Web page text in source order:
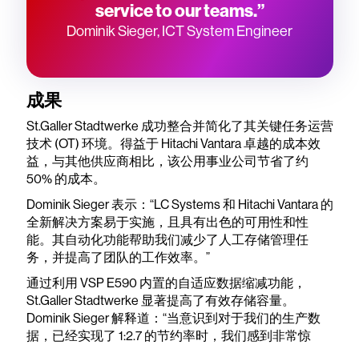
service to our teams.”
Dominik Sieger, ICT System Engineer
成果
St.Galler Stadtwerke 成功整合并简化了其关键任务运营
技术 (OT) 环境。得益于 Hitachi Vantara 卓越的成本效
益，与其他供应商相比，该公用事业公司节省了约
50% 的成本。
Dominik Sieger 表示：“LC Systems 和 Hitachi Vantara 的
全新解决方案易于实施，且具有出色的可用性和性
能。其自动化功能帮助我们减少了人工存储管理任
务，并提高了团队的工作效率。”
通过利用 VSP E590 内置的自适应数据缩减功能，
St.Galler Stadtwerke 显著提高了有效存储容量。
Dominik Sieger 解释道：“当意识到对于我们的生产数
据，已经实现了 1:2.7 的节约率时，我们感到非常惊